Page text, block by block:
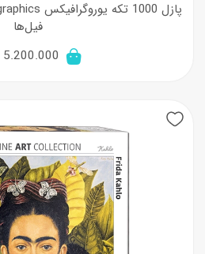
فیل‌ها
5.200.000